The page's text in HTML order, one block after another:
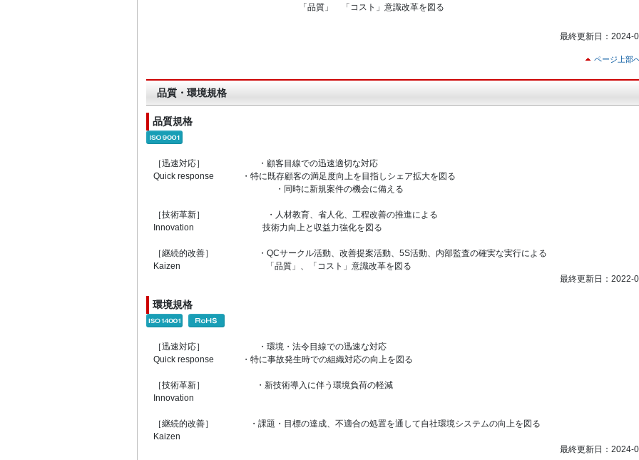
「品質」 「コスト」意識改革を図る
最終更新日：2024-
ページ上部
品質・環境規格
品質規格
［迅速対応］ ・顧客目線での迅速適切な対応
Quick response ・特に既存顧客の満足度向上を目指しシェア拡大を図る
・同時に新規案件の機会に備える
［技術革新］ ・人材教育、省人化、工程改善の推進による
Innovation 技術力向上と収益力強化を図る
［継続的改善］ ・QCサークル活動、改善提案活動、5S活動、内部監査の確実な実行による
Kaizen 「品質」、「コスト」意識改革を図る
最終更新日：2022-
環境規格
［迅速対応］ ・環境・法令目線での迅速な対応
Quick response ・特に事故発生時での組織対応の向上を図る
［技術革新］ ・新技術導入に伴う環境負荷の軽減
Innovation
［継続的改善］ ・課題・目標の達成、不適合の処置を通して自社環境システムの向上を図る
Kaizen
最終更新日：2024-